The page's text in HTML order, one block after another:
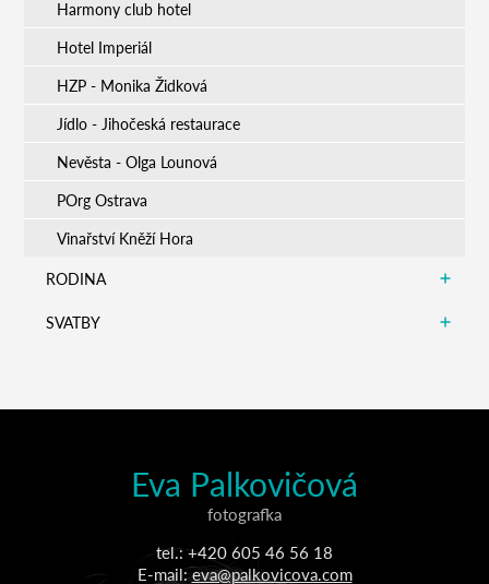
Harmony club hotel
Hotel Imperiál
HZP - Monika Židková
Jídlo - Jihočeská restaurace
Nevěsta - Olga Lounová
POrg Ostrava
Vinařství Kněží Hora
RODINA
SVATBY
Eva Palkovičová
fotografka
tel.: +420 605 46 56 18
E-mail:eva@palkovicova.com